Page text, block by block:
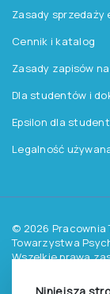
Zasady
Cennik i katalog
Zasady zapisów
Dla studentów i
Epsilon dla
Legalność
© 2026
Towarzystwa
Wszelkie prawa